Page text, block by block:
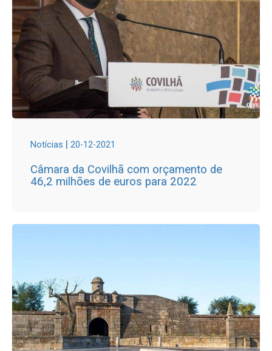
Notícias | 20-12-2021
Câmara da Covilhã com orçamento de
46,2 milhões de euros para 2022